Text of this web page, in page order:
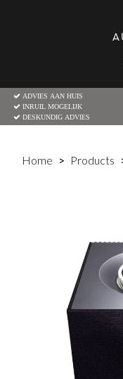
ADVIES AAN HUIS
INRUIL MOGELIJK
DESKUNDIG ADVIES
Home Products